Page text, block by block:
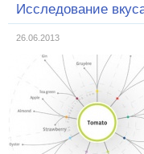
Исследование
26.06.2013